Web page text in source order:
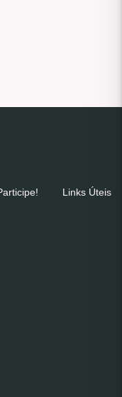
Links Úteis